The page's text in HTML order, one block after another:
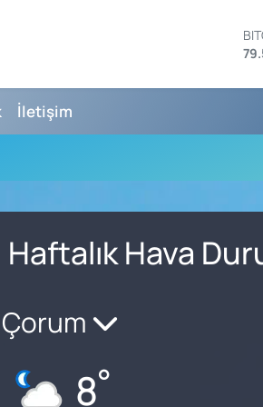
İletişim
Haftalık Hava
Çorum
8°